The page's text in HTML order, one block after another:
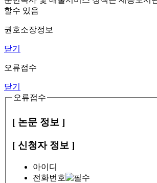
할수 있음
권호소장정보
닫기
오류접수
닫기
오류접수
[ 논문 정보 ]
[ 신청자 정보 ]
아이디
전화번호